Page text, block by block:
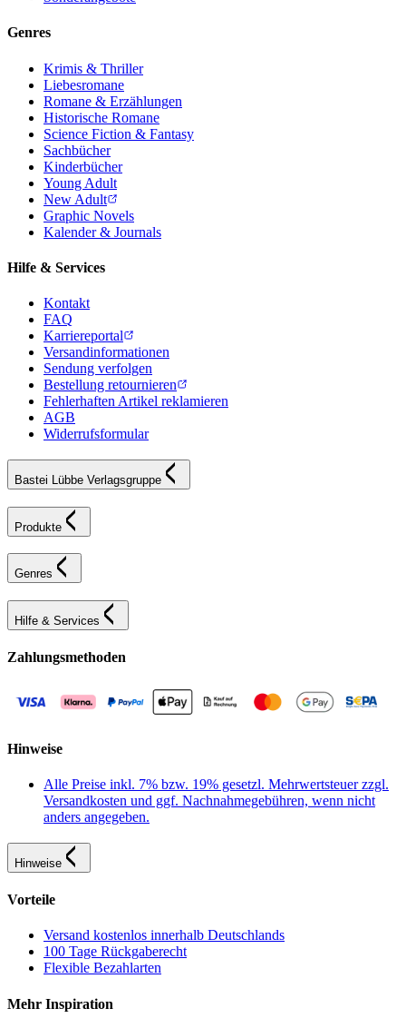
Genres
Krimis & Thriller
Liebesromane
Romane & Erzählungen
Historische Romane
Science Fiction & Fantasy
Sachbücher
Kinderbücher
Young Adult
New Adult
Graphic Novels
Kalender & Journals
Hilfe & Services
Kontakt
FAQ
Karriereportal
Versandinformationen
Sendung verfolgen
Bestellung retournieren
Fehlerhaften Artikel reklamieren
AGB
Widerrufsformular
Bastei Lübbe Verlagsgruppe
Produkte
Genres
Hilfe & Services
Zahlungsmethoden
Hinweise
Alle Preise inkl. 7% bzw. 19% gesetzl. Mehrwertsteuer zzgl.
Versandkosten und ggf. Nachnahmegebühren, wenn nicht
anders angegeben.
Hinweise
Vorteile
Versand kostenlos innerhalb Deutschlands
100 Tage Rückgaberecht
Flexible Bezahlarten
Mehr Inspiration